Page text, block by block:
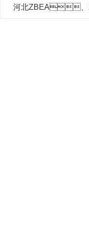
河北ZBEA、